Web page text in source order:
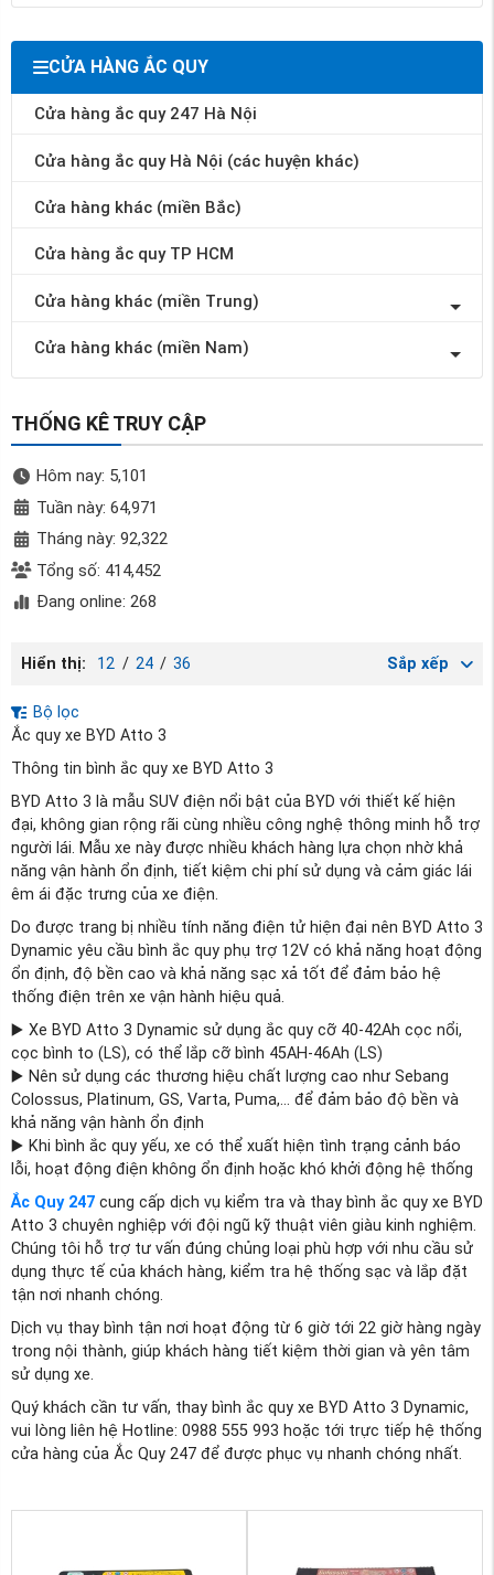
CỬA HÀNG ẮC QUY
Cửa hàng ắc quy 247 Hà Nội
Cửa hàng ắc quy Hà Nội (các huyện khác)
Cửa hàng khác (miền Bắc)
Cửa hàng ắc quy TP HCM
Cửa hàng khác (miền Trung)
Cửa hàng khác (miền Nam)
THỐNG KÊ TRUY CẬP
Hôm nay: 5,101
Tuần này: 64,971
Tháng này: 92,322
Tổng số: 414,452
Đang online: 268
Hiển thị: 12 / 24 / 36 Sắp xếp
Bộ lọc
Ắc quy xe BYD Atto 3
Thông tin bình ắc quy xe BYD Atto 3
BYD Atto 3 là mẫu SUV điện nổi bật của BYD với thiết kế hiện
đại, không gian rộng rãi cùng nhiều công nghệ thông minh hỗ trợ
người lái. Mẫu xe này được nhiều khách hàng lựa chọn nhờ khả
năng vận hành ổn định, tiết kiệm chi phí sử dụng và cảm giác lái
êm ái đặc trưng của xe điện.
Do được trang bị nhiều tính năng điện tử hiện đại nên BYD Atto 3
Dynamic yêu cầu bình ắc quy phụ trợ 12V có khả năng hoạt động
ổn định, độ bền cao và khả năng sạc xả tốt để đảm bảo hệ
thống điện trên xe vận hành hiệu quả.
▶️ Xe BYD Atto 3 Dynamic sử dụng ắc quy cỡ 40-42Ah cọc nổi,
cọc bình to (LS), có thể lắp cỡ bình 45AH-46Ah (LS)
▶️ Nên sử dụng các thương hiệu chất lượng cao như Sebang
Colossus, Platinum, GS, Varta, Puma,… để đảm bảo độ bền và
khả năng vận hành ổn định
▶️ Khi bình ắc quy yếu, xe có thể xuất hiện tình trạng cảnh báo
lỗi, hoạt động điện không ổn định hoặc khó khởi động hệ thống
Ắc Quy 247 cung cấp dịch vụ kiểm tra và thay bình ắc quy xe BYD
Atto 3 chuyên nghiệp với đội ngũ kỹ thuật viên giàu kinh nghiệm.
Chúng tôi hỗ trợ tư vấn đúng chủng loại phù hợp với nhu cầu sử
dụng thực tế của khách hàng, kiểm tra hệ thống sạc và lắp đặt
tận nơi nhanh chóng.
Dịch vụ thay bình tận nơi hoạt động từ 6 giờ tới 22 giờ hàng ngày
trong nội thành, giúp khách hàng tiết kiệm thời gian và yên tâm
sử dụng xe.
Quý khách cần tư vấn, thay bình ắc quy xe BYD Atto 3 Dynamic,
vui lòng liên hệ Hotline: 0988 555 993 hoặc tới trực tiếp hệ thống
cửa hàng của Ắc Quy 247 để được phục vụ nhanh chóng nhất.